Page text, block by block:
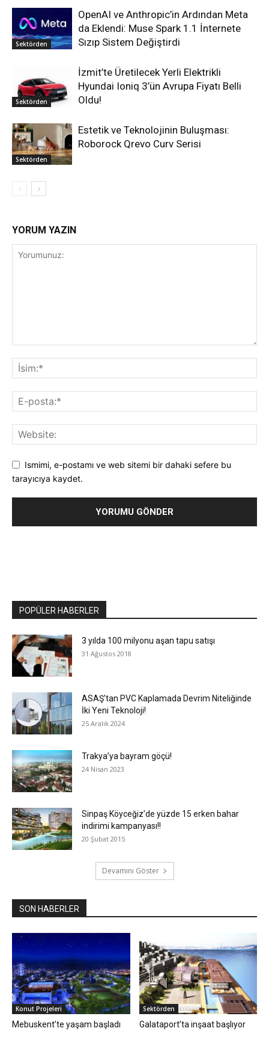
Sektörden
OpenAI ve Anthropic’in Ardından Meta
da Eklendi: Muse Spark 1.1 İnternete
Sızıp Sistem Değiştirdi
Sektörden
İzmit’te Üretilecek Yerli Elektrikli
Hyundai Ioniq 3’ün Avrupa Fiyatı Belli
Oldu!
Sektörden
Estetik ve Teknolojinin Buluşması:
Roborock Qrevo Curv Serisi
YORUM YAZIN
Ismimi, e-postamı ve web sitemi bir dahaki sefere bu
tarayıcıya kaydet.
POPÜLER HABERLER
3 yılda 100 milyonu aşan tapu satışı
31 Ağustos 2018
ASAŞ’tan PVC Kaplamada Devrim Niteliğinde
İki Yeni Teknoloji!
25 Aralık 2024
Trakya’ya bayram göçü!
24 Nisan 2023
Sinpaş Köyceğiz’de yüzde 15 erken bahar
indirimi kampanyası!!
20 Şubat 2015
Devamını Göster
SON HABERLER
Konut Projeleri
Mebuskent’te yaşam başladı
Sektörden
Galataport’ta inşaat başlıyor